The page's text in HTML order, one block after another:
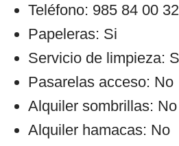
Teléfono: 985 84 00 32
Papeleras: Si
Servicio de limpieza:
Pasarelas acceso: No
Alquiler sombrillas: No
Alquiler hamacas: No